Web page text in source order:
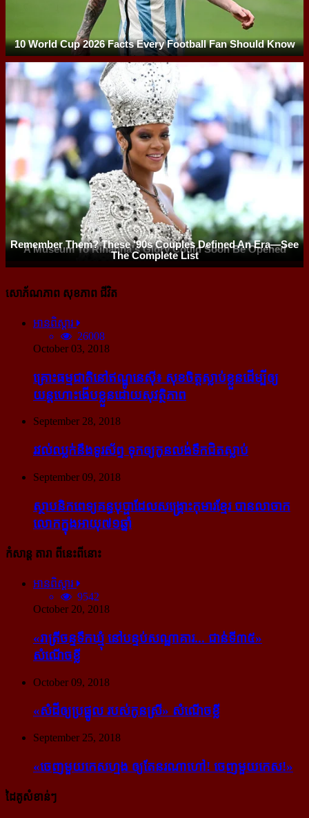
សោភ័ណភាព សុខភាព ជីវិត
អានពិស្ដារ
26008
October 03, 2018
គ្រោះធម្មជាតិនៅឥណ្ឌូនេស៊ី៖ សុខចិត្ត​ស្លាប់​ខ្លួន​ដើម្បី​ឲ្យ​
យន្ដហោះ​ងើប​ខ្លួន​ដោយ​សុវត្ថិភាព
September 28, 2018
រវល់​ឈ្លក់​នឹង​ទូរស័ព្ទ ទុក​ឲ្យ​កូន​លង់​ទឹក​ជិត​ស្លាប់
September 09, 2018
ស្ថាបនិក​ពេទ្យ​គន្ធបុប្ផា​ដែល​សង្គ្រោះ​កុមារ​ខ្មែរ​ បាន​លាចាក​
លោក​ក្នុង​អាយុ​៧១ឆ្នាំ
កំសាន្ដ តារា ពីនេះពីនោះ
អានពិស្ដារ
9542
October 20, 2018
«រាត្រីចន្ទទឹកឃ្មុំ នៅបន្ទប់សណ្ឋាគារ... ជាន់ទី៣៥»
សំណើចខ្លី
October 09, 2018
«សំដី​ឲ្យ​ប្រផ្នូល របស់​កូនស្រី» សំណើចខ្លី
September 25, 2018
«ចេញ​មួយ​កេស​ហ្មង ឲ្យ​តែ​នរណា​ហៅ! ចេញ​មួយ​កេស!»
ដៃគូសំខាន់ៗ